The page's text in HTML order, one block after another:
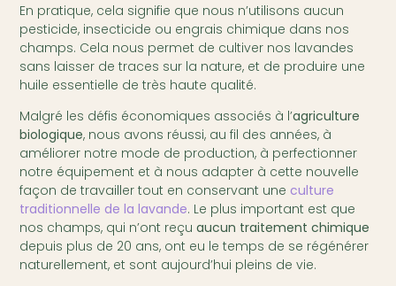
En pratique, cela signifie que nous n’utilisons aucun
pesticide, insecticide ou engrais chimique dans nos
champs. Cela nous permet de cultiver nos lavandes
sans laisser de traces sur la nature, et de produire une
huile essentielle de très haute qualité.
Malgré les défis économiques associés à l’agriculture
biologique, nous avons réussi, au fil des années, à
améliorer notre mode de production, à perfectionner
notre équipement et à nous adapter à cette nouvelle
façon de travailler tout en conservant une culture
traditionnelle de la lavande. Le plus important est que
nos champs, qui n’ont reçuaucun traitement chimique
depuis plus de 20 ans, ont eu le temps de se régénérer
naturellement, et sont aujourd’hui pleins de vie.